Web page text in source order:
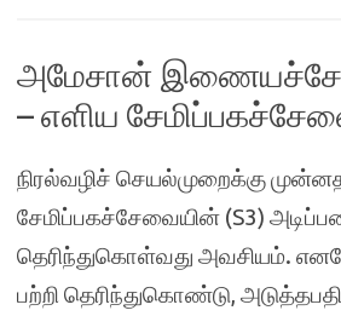
அமேசான்
– எளிய
நிரல்வழிச் செயல்முறைக்கு
சேமிப்பகச்சேவையின் (S3)
தெரிந்துகொள்வது அவசியம்.
பற்றி தெரிந்துகொண்டு,